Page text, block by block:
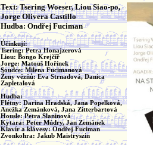
Text: Tsering Woeser, Liou Siao-po,
Jorge Olivera Castillo
Hudba: Ondřej Fuciman
Účinkují:
Tsering: Petra Honajzerová
Liou: Bongo Krejčíř
Jorge: Matouš Hořínek
Soudce: Milena Fucimanová
Ženy vězňů: Eva Strnadová, Danica
Zapletalová
Hudba:
Flétny: Darina Hradská, Jana Popelková,
Anežka Zemánková, Jana Zitterbartová
Housle: Petra Slaninová
Kytara: Peter Múdry, Jan Zemánek
Klavír a klávesy: Ondřej Fuciman
Zvonkohra: Jakub Maistryszin